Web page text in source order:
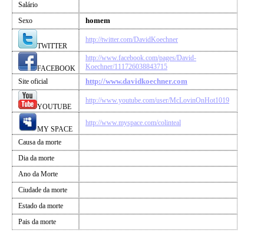
Salário
Sexo
homem
TWITTER
http://twitter.com/DavidKoechner
FACEBOOK
http://www.facebook.com/pages/David-
Koechner/111726038843715
Site oficial
http://www.davidkoechner.com
YOUTUBE
http://www.youtube.com/user/McLovinOnHot1019
MY SPACE
http://www.myspace.com/colinteal
Causa da morte
Dia da morte
Ano da Morte
Ciudade da morte
Estado da morte
Pais da morte